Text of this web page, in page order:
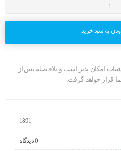
به سبد خرید
امکان پذیر است و بلافاصله پس از
قرار خواهد گرفت.
1891
0 دیدگاه